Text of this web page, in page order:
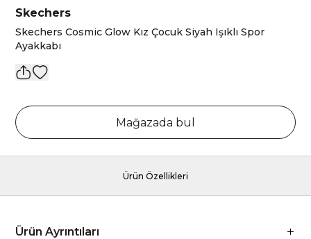
Skechers
Skechers Cosmic Glow Kız Çocuk Siyah Işıklı Spor
Ayakkabı
Mağazada bul
Ürün Özellikleri
Ürün Ayrıntıları